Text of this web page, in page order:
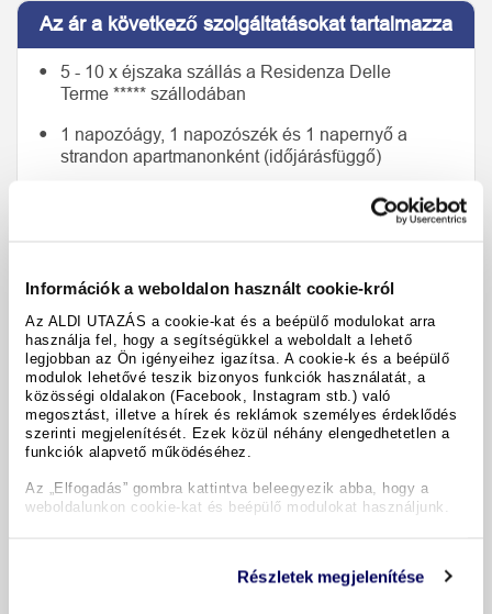
Információk a weboldalon használt cookie-król
Az ALDI UTAZÁS a cookie-kat és a beépülő modulokat arra
használja fel, hogy a segítségükkel a weboldalt a lehető
legjobban az Ön igényeihez igazítsa. A cookie-k és a beépülő
modulok lehetővé teszik bizonyos funkciók használatát, a
közösségi oldalakon (Facebook, Instagram stb.) való
megosztást, illetve a hírek és reklámok személyes érdeklődés
szerinti megjelenítését. Ezek közül néhány elengedhetetlen a
funkciók alapvető működéséhez.
Az „Elfogadás” gombra kattintva beleegyezik abba, hogy a
weboldalunkon cookie-kat és beépülő modulokat használjunk.
Részletek megjelenítése
Az ár a következő szolgáltatásokat tartalmazza
5 - 10 x éjszaka szállás a Residenza Delle
Terme ***** szállodában
1 napozóágy, 1 napozószék és 1 napernyő a
strandon apartmanonként (időjárásfüggő)
első szállítás törölközőkkel és ágyneművel,
üzletekben és éttermekben, valamint a „Bibione
tartózkodás időtartamára érvényes)
1 x szabadtéri party tésztával, borral,
üdítőitalokkal, tánccal, zenével és animációval
(Europarty, időjárásfüggő, időpontok: 2026.05.23–
2026.09.18)